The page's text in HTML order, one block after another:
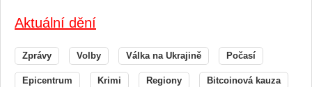
Aktuální dění
Zprávy Volby Válka na Ukrajině Počasí
Epicentrum Krimi Regiony Bitcoinová kauza